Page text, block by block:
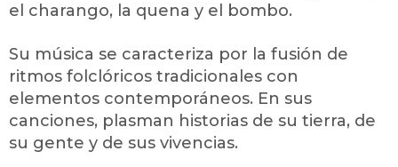
el charango, la quena y el bombo.
Su música se caracteriza por la fusión de
ritmos folclóricos tradicionales con
elementos contemporáneos. En sus
canciones, plasman historias de su tierra, de
su gente y de sus vivencias.